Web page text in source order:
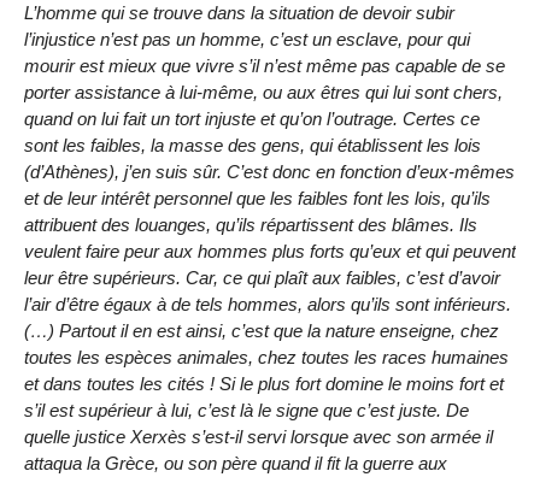
L’homme qui se trouve dans la situation de devoir subir
l’injustice n’est pas un homme, c’est un esclave, pour qui
mourir est mieux que vivre s’il n’est même pas capable de se
porter assistance à lui-même, ou aux êtres qui lui sont chers,
quand on lui fait un tort injuste et qu’on l’outrage. Certes ce
sont les faibles, la masse des gens, qui établissent les lois
(d’Athènes), j’en suis sûr. C’est donc en fonction d’eux-mêmes
et de leur intérêt personnel que les faibles font les lois, qu’ils
attribuent des louanges, qu’ils répartissent des blâmes. Ils
veulent faire peur aux hommes plus forts qu’eux et qui peuvent
leur être supérieurs. Car, ce qui plaît aux faibles, c’est d’avoir
l’air d’être égaux à de tels hommes, alors qu’ils sont inférieurs.
(…) Partout il en est ainsi, c’est que la nature enseigne, chez
toutes les espèces animales, chez toutes les races humaines
et dans toutes les cités ! Si le plus fort domine le moins fort et
s’il est supérieur à lui, c’est là le signe que c’est juste. De
quelle justice Xerxès s’est-il servi lorsque avec son armée il
attaqua la Grèce, ou son père quand il fit la guerre aux